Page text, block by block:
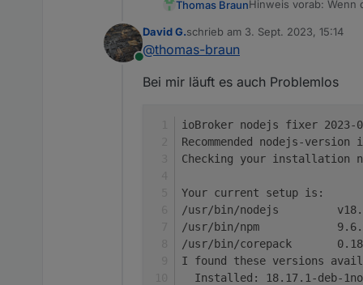
Could not detect
Thomas BraunHinweis vorab: Wenn das
sudo apt update
(Nachdem das Skript
ist wird hier im
und Lauffähigkeit
Ich habe mich ja
'Toolz' machen zu
weitgehend gerade
Flugs
curl https://
chmod 744
Optional kann man
installiert.
Wobei der Zweig
Online
David G.schrieb am 3. Sept. 2023, 15:14
zuletzt editiert von
@thomas-braun
Bei mir läuft es auch Problemlos
ioBroker nodejs fixer 2023-
Recommended nodejs-
Checking your installation
Your current setup is:
/usr/bin/nodejs
/usr/bin/npm
/usr/bin/
I found these versions
Installed: 18.17.1-deb-